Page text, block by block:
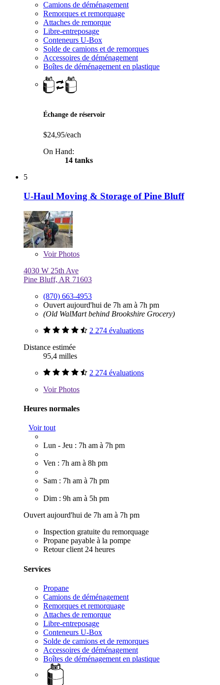
Camions de déménagement
Remorques et remorquage
Attaches de remorque
Libre-entreposage
Conteneurs U-Box
Solde de camions et de remorques
Accessoires de déménagement
Boîtes de déménagement en plastique
Échange de réservoir
$24,95/each
On Hand:
14 tanks
5
U-Haul Moving & Storage of Pine Bluff
VoirPhotos
4030 W 25th Ave
Pine Bluff, AR 71603
(870) 663-4953
Ouvert aujourd'hui de 7h am à 7h pm
(Old WalMart behind Brookshire Grocery)
2 274 évaluations
Distance estimée
95,4 milles
2 274 évaluations
VoirPhotos
Heures normales
Voir tout
Lun - Jeu : 7h am à 7h pm
Ven : 7h am à 8h pm
Sam : 7h am à 7h pm
Dim : 9h am à 5h pm
Ouvert aujourd'hui de 7h am à 7h pm
Inspection gratuite du remorquage
Propane payable à la pompe
Retour client 24 heures
Services
Propane
Camions de déménagement
Remorques et remorquage
Attaches de remorque
Libre-entreposage
Conteneurs U-Box
Solde de camions et de remorques
Accessoires de déménagement
Boîtes de déménagement en plastique